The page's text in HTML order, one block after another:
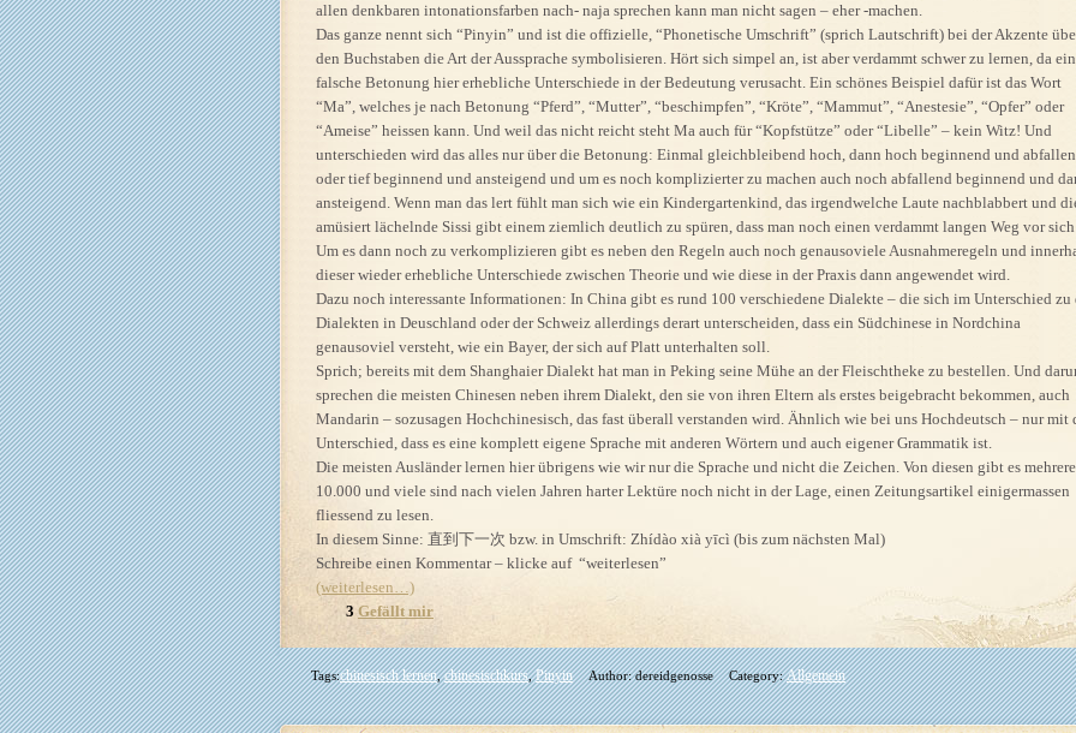
allen denkbaren intonationsfarben nach- naja sprechen kann man nicht sagen – eher -machen.
Das ganze nennt sich “Pinyin” und ist die offizielle, “Phonetische Umschrift” (sprich Lautschrift) bei der Akzente
den Buchstaben die Art der Aussprache symbolisieren. Hört sich simpel an, ist aber verdammt schwer zu lernen, da
falsche Betonung hier erhebliche Unterschiede in der Bedeutung verusacht. Ein schönes Beispiel dafür ist das Wort
“Ma”, welches je nach Betonung “Pferd”, “Mutter”, “beschimpfen”, “Kröte”, “Mammut”, “Anestesie”, “Opfer” oder
“Ameise” heissen kann. Und weil das nicht reicht steht Ma auch für “Kopfstütze” oder “Libelle” – kein Witz! Und
unterschieden wird das alles nur über die Betonung: Einmal gleichbleibend hoch, dann hoch beginnend und
oder tief beginnend und ansteigend und um es noch komplizierter zu machen auch noch abfallend beginnend und
ansteigend. Wenn man das lert fühlt man sich wie ein Kindergartenkind, das irgendwelche Laute nachblabbert und
amüsiert lächelnde Sissi gibt einem ziemlich deutlich zu spüren, dass man noch einen verdammt langen Weg vor
Um es dann noch zu verkomplizieren gibt es neben den Regeln auch noch genausoviele Ausnahmeregeln und
dieser wieder erhebliche Unterschiede zwischen Theorie und wie diese in der Praxis dann angewendet wird.
Dazu noch interessante Informationen: In China gibt es rund 100 verschiedene Dialekte – die sich im Unterschied zu
Dialekten in Deuschland oder der Schweiz allerdings derart unterscheiden, dass ein Südchinese in Nordchina
genausoviel versteht, wie ein Bayer, der sich auf Platt unterhalten soll.
Sprich; bereits mit dem Shanghaier Dialekt hat man in Peking seine Mühe an der Fleischtheke zu bestellen. Und
sprechen die meisten Chinesen neben ihrem Dialekt, den sie von ihren Eltern als erstes beigebracht bekommen, auch
Mandarin – sozusagen Hochchinesisch, das fast überall verstanden wird. Ähnlich wie bei uns Hochdeutsch – nur mit
Unterschied, dass es eine komplett eigene Sprache mit anderen Wörtern und auch eigener Grammatik ist.
Die meisten Ausländer lernen hier übrigens wie wir nur die Sprache und nicht die Zeichen. Von diesen gibt es mehrere
10.000 und viele sind nach vielen Jahren harter Lektüre noch nicht in der Lage, einen Zeitungsartikel einigermassen
fliessend zu lesen.
In diesem Sinne: 直到下一次 bzw. in Umschrift: Zhídào xià yīcì (bis zum nächsten Mal)
Schreibe einen Kommentar – klicke auf “weiterlesen”
(weiterlesen…)
3 Gefällt mir
Tags:chinesisch lernen,chinesischkurs,Pinyin Author: dereidgenosse Category:Allgemein